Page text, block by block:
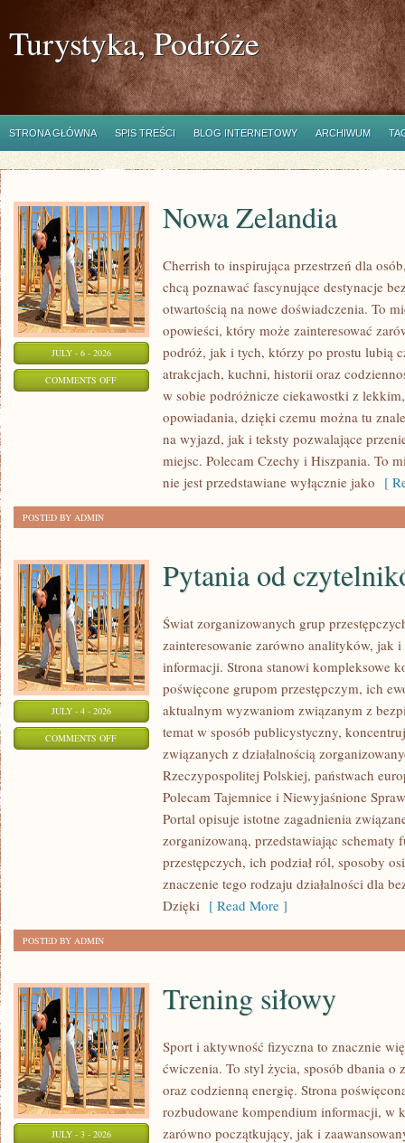
Turystyka, Podróże
STRONA GŁÓWNA SPIS TREŚCI BLOG INTERNETOWY ARCHIWUM
JULY - 6 - 2026
COMMENTS OFFON
Nowa Zelandia
Cherrish to inspirująca przestrzeń dla
chcą poznawać fascynujące destynacje
otwartością na nowe doświadczenia. To
opowieści, który może zainteresować
podróż, jak i tych, którzy po prostu lubią
atrakcjach, kuchni, historii oraz
w sobie podróżnicze ciekawostki z
opowiadania, dzięki czemu można tu
na wyjazd, jak i teksty pozwalające
miejsc. Polecam Czechy i Hiszpania. To
nie jest przedstawiane wyłącznie jako [
POSTED BY ADMIN
JULY - 4 - 2026
COMMENTS OFFON
CZYTELNIKÓW
Pytania od
Świat zorganizowanych grup
zainteresowanie zarówno analityków, jak
informacji. Strona stanowi kompleksowe
poświęcone grupom przestępczym, ich
aktualnym wyzwaniom związanym z
temat w sposób publicystyczny,
związanych z działalnością
Rzeczypospolitej Polskiej, państwach
Polecam Tajemnice i Niewyjaśnione
Portal opisuje istotne zagadnienia
zorganizowaną, przedstawiając schematy
przestępczych, ich podział ról, sposoby
znaczenie tego rodzaju działalności dla
Dzięki [ Read More ]
POSTED BY ADMIN
JULY - 3 - 2026
Trening siłowy
Sport i aktywność fizyczna to znacznie
ćwiczenia. To styl życia, sposób dbania o
oraz codzienną energię. Strona
rozbudowane kompendium informacji, w
zarówno początkujący, jak i